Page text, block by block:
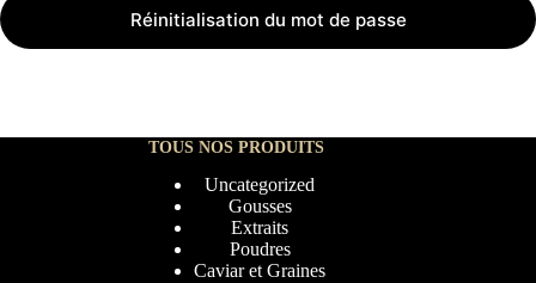
Réinitialisation du mot de passe
TOUS NOS PRODUITS
Uncategorized
Gousses
Extraits
Poudres
Caviar et Graines